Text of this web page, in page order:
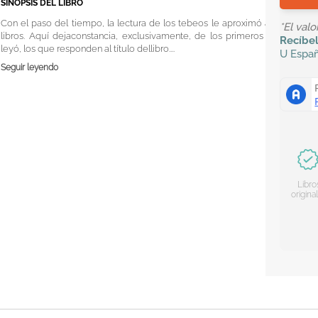
SINOPSIS DEL LIBRO
Con el paso del tiempo, la lectura de los tebeos le aproximó a los
libros. Aquí dejaconstancia, exclusivamente, de los primeros que
leyó, los que responden al título dellibro....
Seguir leyendo
*El
U